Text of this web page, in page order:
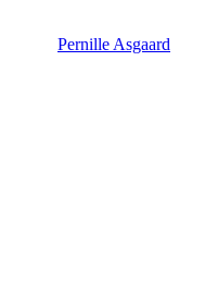
Pernille Asgaard